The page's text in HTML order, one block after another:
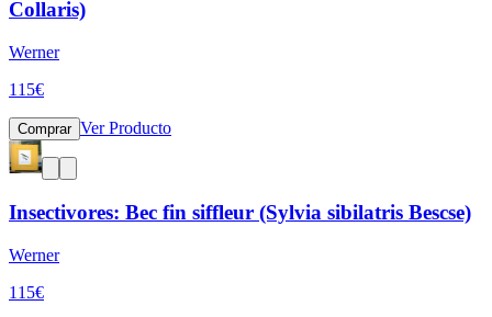
Collaris)
Werner
115€
Comprar Ver Producto
Insectivores: Bec fin siffleur (Sylvia sibilatris Bescse)
Werner
115€